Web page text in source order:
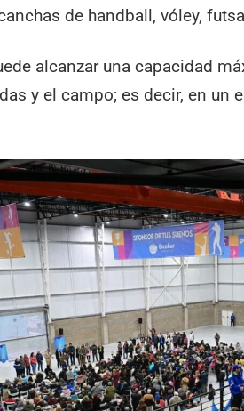
de handball, vóley,
alcanzar una capacidad
y el campo; es decir, en un